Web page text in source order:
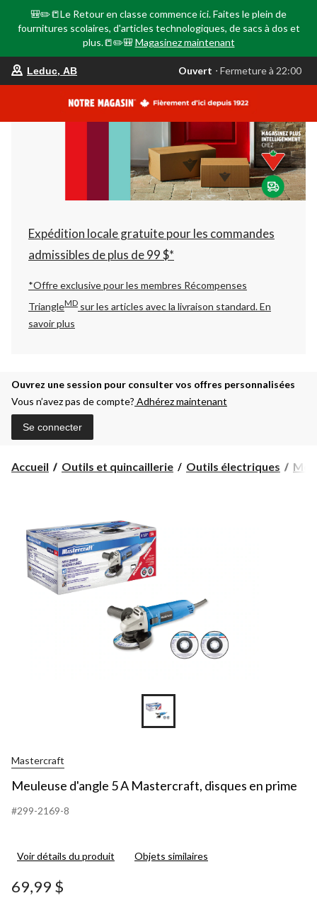
🎒✏️📒Le Retour en classe commence ici. Faites le plein de
fournitures scolaires, d'articles technologiques, de sacs à dos et
plus.📒✏️🎒 Magasinez maintenant
votre
est
AB,
Ouvert,
Fermeture
à
22:00
changer
Leduc, AB Ouvert ⋅ Fermeture à 22:00
Expédition locale gratuite pour les commandes
admissibles de plus de 99 $*
*Offre exclusive pour les membres Récompenses
TriangleMD sur les articles avec la livraison standard.En
savoir plus
Ouvrez une session pour consulter vos offres personnalisées
Vous n’avez pas de compte? Adhérez maintenant
Se connecter
Accueil Outils et quincaillerie Outils électriques
Mastercraft
Meuleuse d'angle 5 A Mastercraft, disques en prime
#299-2169-8
Voir détails du produit Objets similaires
69,99 $